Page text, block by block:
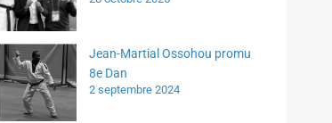
Jean-Martial Ossohou promu
8e Dan
2 septembre 2024